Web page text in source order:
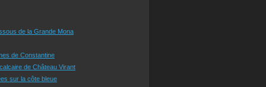
de la Grande Mona
de Constantine
de Château Virant
sur la côte bleue